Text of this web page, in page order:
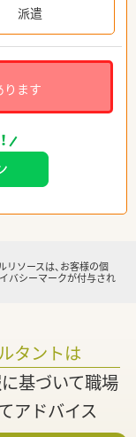
派遣
ります
リソースは、お客様の個
バシーマークが付与され
タントは
基づいて職場
アドバイス